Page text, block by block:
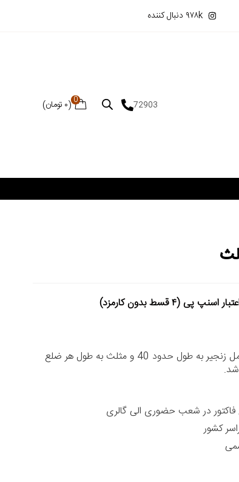
۹۷۸k دنبال کننده
72903
0
(۰ تومان)
پی (۴ قسط بدون کارمزد)
گردنبند سه خط و مثلث شامل زنجیر به طول حدود 40 و مثلث به طول هر ضلع
کشور